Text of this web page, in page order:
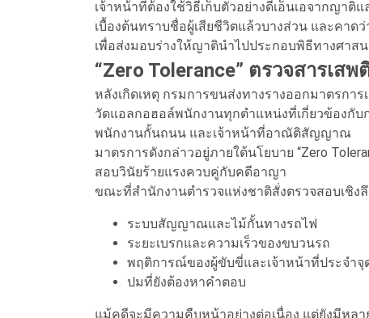
เจ้าหน้าที่ต้องใช้วิธีเก็บตัวอย่างดีเอ็นเอจากญาติ
เบื้องต้นทราบชื่อผู้เสียชีวิตแล้วบางส่วน และคา
เพื่อส่งมอบร่างให้ญาตินำไปประกอบพิธีทางศาส
“Zero Tolerance” ตรวจสารเ
หลังเกิดเหตุ กรมการขนส่งทางรางออกมาตรกา
วัดแอลกอฮอล์พนักงานทุกตำแหน่งที่เกี่ยวข้องกับ
พนักงานกั้นถนน และเจ้าหน้าที่อาณัติสัญญาณ
มาตรการดังกล่าวอยู่ภายใต้นโยบาย “Zero
สอบวินัยร้ายแรงควบคู่กับคดีอาญา
ขณะที่สำนักงานตำรวจแห่งชาติสั่งตรวจสอบเชิง
ระบบสัญญาณและไม้กั้นทางรถไฟ
ระยะเบรกและความเร็วของขบวนรถ
พฤติการณ์ของผู้ขับขี่และเจ้าหน้าที่ประจำจุ
ปมที่ยังต้องหาคำตอบ
แม้คดีจะมีความคืบหน้าอย่างต่อเนื่อง แต่ยังมีหล